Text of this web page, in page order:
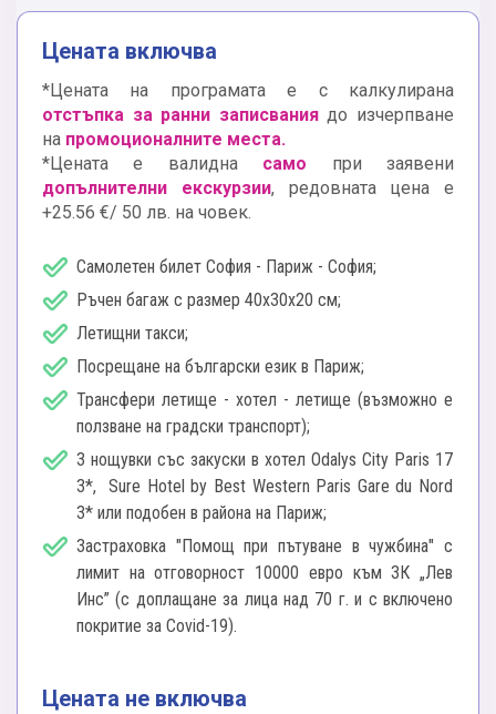
Цената включва
*Цената на програмата е с калкулирана
отстъпка за ранни записваниядо изчерпване
на промоционалните места.
*Цената е валидна само при заявени
допълнителни екскурзии, редовната цена е
+25.56 €/ 50 лв. на човек.
Самолетен билет София - Париж - София;
Ръчен багаж с размер 40x30x20 см;
Летищни такси;
Посрещане на български език в Париж;
Трансфери летище - хотел - летище (възможно е
ползване на градски транспорт);
3 нощувки със закуски в хотел Odalys City Paris 17
3*, Sure Hotel by Best Western Paris Gare du Nord
3* или подобен в района на Париж;
Застраховка "Помощ при пътуване в чужбина" с
лимит на отговорност 10000 евро към ЗК „Лев
Инс” (с доплащане за лица над 70 г. и с включено
покритие за Covid-19).
Цената не включва